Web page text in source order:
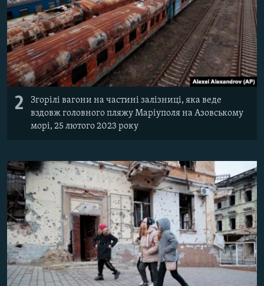
2
Згорілі вагони на частині залізниці, яка веде
вздовж головного пляжу Маріуполя на Азовському
морі, 25 лютого 2023 року